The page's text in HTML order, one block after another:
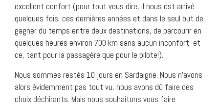
excellent confort (pour tout vous dire, il nous est arrivé
quelques fois, ces dernières années et dans le seul but de
gagner du temps entre deux destinations, de parcourir en
quelques heures environ 700 km sans aucun inconfort, et
ce, tant pour la passagère que pour le pilote!).
Nous sommes restés 10 jours en Sardaigne. Nous n’avons
alors évidemment pas tout vu, nous avons dû faire des
choix déchirants. Mais nous souhaitons vous faire